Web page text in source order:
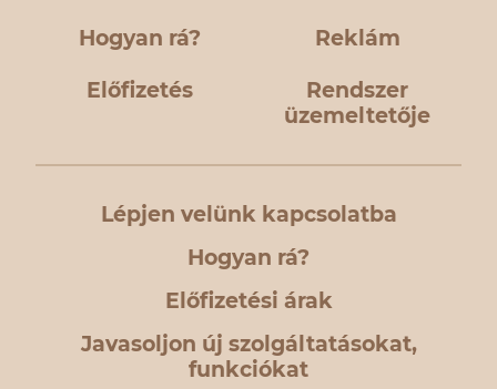
Hogyan rá? Reklám
Előfizetés
Rendszer
üzemeltetője
Lépjen velünk kapcsolatba
Hogyan rá?
Előfizetési árak
Javasoljon új szolgáltatásokat,
funkciókat